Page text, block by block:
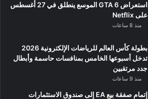
استعراض GTA 6 الموسع ينطلق في 27 أغسطس
على Netflix
منذ 8 ساعات
بطولة كأس العالم للرياضات الإلكترونية 2026
تدخل أسبوعها الخامس بمنافسات حاسمة وأبطال
جدد مرتقبين
منذ 9 ساعات
إتمام صفقة بيع EA إلى صندوق الاستثمارات